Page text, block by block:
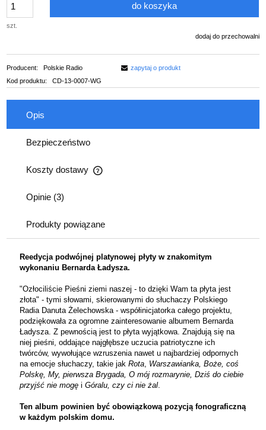
szt.
do koszyka
dodaj do przechowalni
Producent:
Polskie Radio
Kod produktu:
CD-13-0007-WG
zapytaj o produkt
Opis
Bezpieczeństwo
Koszty dostawy
Cena nie zawiera ewentualnych kosztów płatności
Opinie (3)
Produkty powiązane
Reedycja podwójnej platynowej płyty w znakomitym
wykonaniu Bernarda Ładysza.
"Ozłociliście Pieśni ziemi naszej - to dzięki Wam ta płyta jest
złota" - tymi słowami, skierowanymi do słuchaczy Polskiego
Radia Danuta Żelechowska - współinicjatorka całego projektu,
podziękowała za ogromne zainteresowanie albumem Bernarda
Ładysza. Z pewnością jest to płyta wyjątkowa. Znajdują się na
niej pieśni, oddające najgłębsze uczucia patriotyczne ich
twórców, wywołujące wzruszenia nawet u najbardziej odpornych
na emocje słuchaczy, takie jak Rota Warszawianka, Boże, coś
Polskę, My, pierwsza Brygada, O mój rozmarynie, Dziś do ciebie
przyjść nie mogę i Góralu, czy ci nie żal
Ten album powinien być obowiązkową pozycją fonograficzną
w każdym polskim domu.